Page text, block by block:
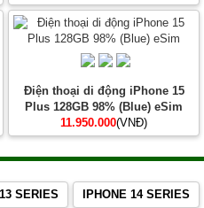
Điện thoại di động iPhone 15
Plus 128GB 98% (Blue) eSim
11.950.000(VNĐ)
SERIES IPHONE 14 SERIES